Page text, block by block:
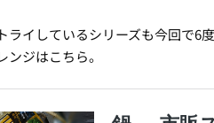
ライしているシリーズも今回で6
ンジはこちら。